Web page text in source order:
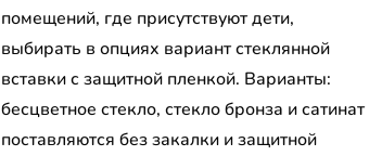
помещений, где присутствуют дети,
выбирать в опциях вариант стеклянной
вставки с защитной пленкой. Варианты:
бесцветное стекло, стекло бронза и сатинат
поставляются без закалки и защитной